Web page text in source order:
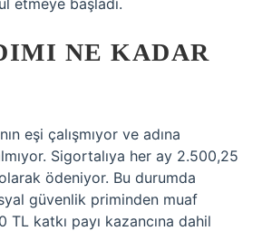
etmeye başladı.
NE KADAR
eşi çalışmıyor ve adına
Sigortalıya her ay 2.500,25
ödeniyor. Bu durumda
güvenlik priminden muaf
katkı payı kazancına dahil